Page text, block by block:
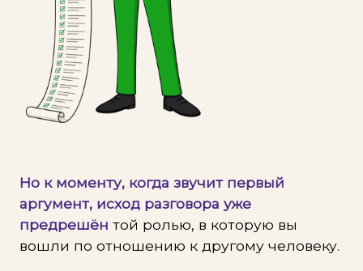
Но к моменту, когда звучит первый
аргумент, исход разговора уже
предрешён той ролью, в которую вы
вошли по отношению к другому человеку.